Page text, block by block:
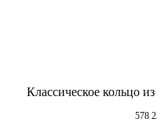
Классическое кольцо
578